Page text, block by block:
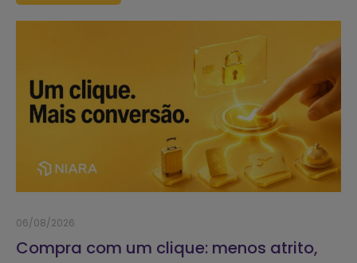
06/08/2026
Compra com um clique: menos atrito,